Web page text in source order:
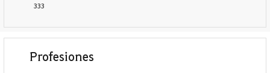
333
Profesiones